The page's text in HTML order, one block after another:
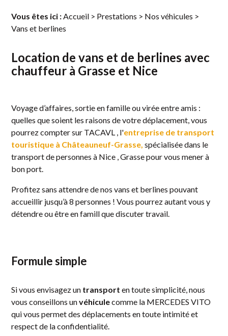
Vous êtes ici :Accueil > Prestations > Nos véhicules >
Vans et berlines
Location de vans et de berlines avec
chauffeur à Grasse et Nice
Voyage d’affaires, sortie en famille ou virée entre amis :
quelles que soient les raisons de votre déplacement, vous
pourrez compter sur TACAVL , l'entreprise de transport
touristique à Châteauneuf-Grasse,spécialisée dans le
transport de personnes à Nice , Grasse pour vous mener à
bon port.
Profitez sans attendre de nos vans et berlines pouvant
accueillir jusqu’à 8 personnes ! Vous pourrez autant vous y
détendre ou être en famill que discuter travail.
Formule simple
Si vous envisagez un transport en toute simplicité, nous
vous conseillons unvéhiculecomme la MERCEDES VITO
qui vous permet des déplacements en toute intimité et
respect de la confidentialité.